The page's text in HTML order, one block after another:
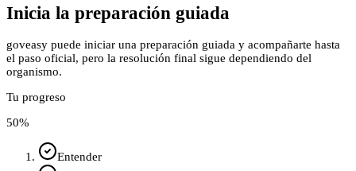
Inicia la preparación guiada
goveasy puede iniciar una preparación guiada y acompañarte hasta
el paso oficial, pero la resolución final sigue dependiendo del
organismo.
Tu progreso
50%
Entender